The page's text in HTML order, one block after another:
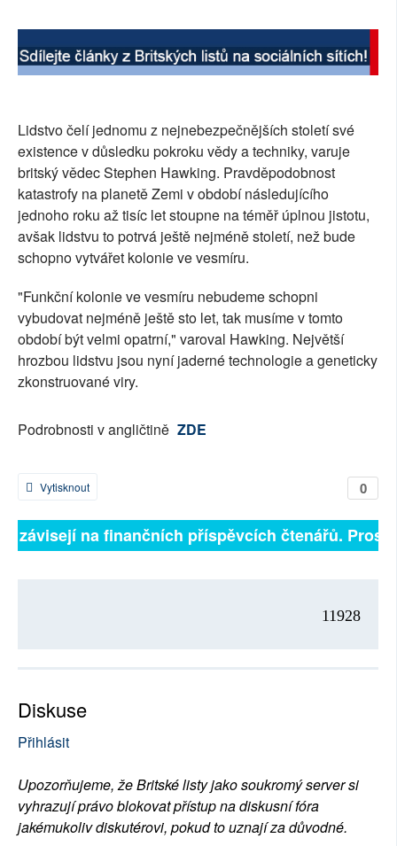
RUBRIKY
Lidstvo čelí jednomu z nejnebezpečnějších století své
existence v důsledku pokroku vědy a techniky, varuje
britský vědec Stephen Hawking. Pravděpodobnost
katastrofy na planetě Zemi v období následujícího
jednoho roku až tisíc let stoupne na téměř úplnou jistotu,
avšak lidstvu to potrvá ještě nejméně století, než bude
schopno vytvářet kolonie ve vesmíru.
"Funkční kolonie ve vesmíru nebudeme schopni
vybudovat nejméně ještě sto let, tak musíme v tomto
období být velmi opatrní," varoval Hawking. Největší
hrozbou lidstvu jsou nyní jaderné technologie a geneticky
zkonstruované viry.
Podrobnosti v angličtině ZDE
0
Vytisknout
závisejí na finančních příspěvcích čtenářů.
11928
Diskuse
Přihlásit
Upozorňujeme, že Britské listy jako soukromý server si
vyhrazují právo blokovat přístup na diskusní fóra
jakémukoliv diskutérovi, pokud to uznají za důvodné.